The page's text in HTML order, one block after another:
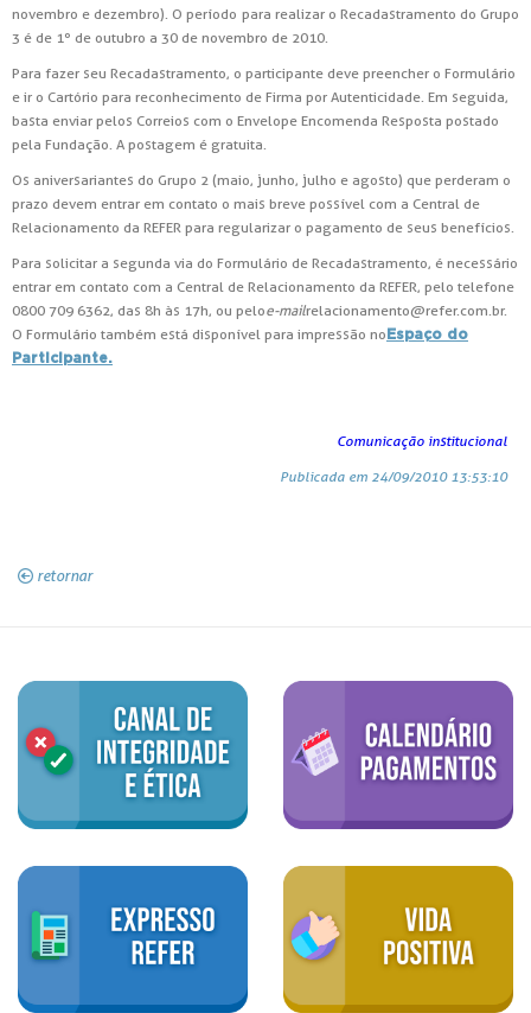
novembro e dezembro). O período para realizar o Recadastramento do Grupo
3 é de 1º de outubro a 30 de novembro de 2010.
Para fazer seu Recadastramento, o participante deve preencher o Formulário
e ir o Cartório para reconhecimento de Firma por Autenticidade. Em seguida,
basta enviar pelos Correios com o Envelope Encomenda Resposta postado
pela Fundação. A postagem é gratuita.
Os aniversariantes do Grupo 2 (maio, junho, julho e agosto) que perderam o
prazo devem entrar em contato o mais breve possível com a Central de
Relacionamento da REFER para regularizar o pagamento de seus benefícios.
Para solicitar a segunda via do Formulário de Recadastramento, é necessário
entrar em contato com a Central de Relacionamento da REFER, pelo telefone
0800 709 6362, das 8h às 17h, ou peloe-mailrelacionamento@refer.com.br.
O Formulário também está disponível para impressão no Espaço do
Participante.
Comunicação institucional
Publicada em 24/09/2010 13:53:10
retornar